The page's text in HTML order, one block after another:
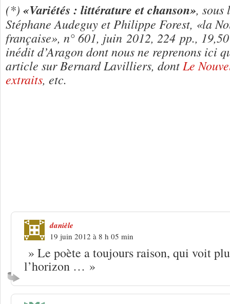
(*) «Variétés : littérature et chanson», sous
Stéphane Audeguy et Philippe Forest, «la
française», n° 601, juin 2012, 224 pp.,
inédit d’Aragon dont nous ne reprenons ici
article sur Bernard Lavilliers, dont Le
extraits, etc.
danièle
19 juin 2012 à 8 h 05 min
» Le poète a toujours raison, qui voit
l’horizon … »